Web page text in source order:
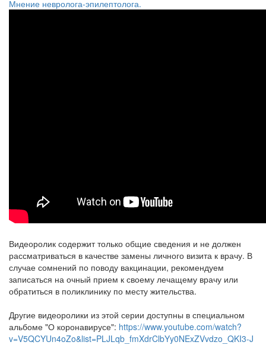
Видеоролик содержит только общие сведения и не должен
рассматриваться в качестве замены личного визита к врачу. В
случае сомнений по поводу вакцинации, рекомендуем
записаться на очный прием к своему лечащему врачу или
обратиться в поликлинику по месту жительства.
Другие видеоролики из этой серии доступны в специальном
альбоме "О коронавирусе": https://www.youtube.com/watch?
v=V5QCYUn4oZo&list=PLJLqb_fmXdrClbYy0NExZVvdzo_QKI3-J